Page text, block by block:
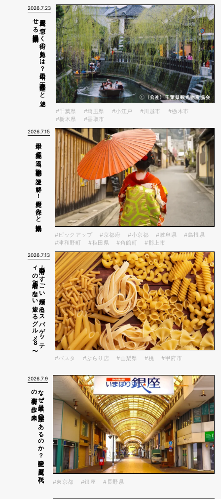
2026.7.23
歴史が
息づ
く
街の
魅力と
は
？
日本の
「三大小江戸」巡り
と
魅
せ
る
観光経済効果
#千葉県 #埼玉県 #小江戸 #川越市
#栃木市
#栃木県
#香取市
2026.7.15
日本の伝統美を巡る旅「小京都」の謎を解く！歴史の深みと観光効果
#ピックアップ #京都府 #小京都 #岐阜県
#島根県
#津和野町
#秋田県 #角館町 #郡上市
2026.7.13
山梨・甲府の
す
ご
い
麺が
出る
ス
パ
ゲ
ッ
テ
ィ
の
店〜店名の
出な
い
旅す
る
グ
ル
メ
8
〜
#パスタ #ぶらり店 #山梨県 #桃 #甲府市
2026.7.9
な
ぜ
日本中に
「〇〇銀座」が
あ
る
の
か
？
誕生の
歴史と
現代
の
商店街が
歩む
未来
#東京都 #銀座 #長野県